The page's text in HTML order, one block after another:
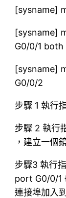
[sysname]
[sysname]
G0/0/1 both
[sysname]
G0/0/2
步驟 1 執行
步驟 2 執行
，建立一個
步驟3 執行
port G0/0/1
連接埠加入